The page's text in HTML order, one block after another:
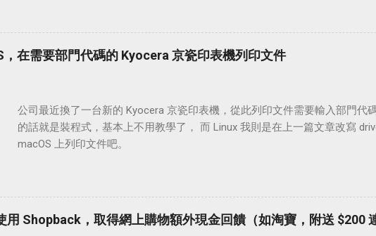
，在需要部門代碼的 Kyocera 京瓷印表機列印文件
公司最近換了一台新的 Kyocera 京瓷印表機，從此列印文件需要輸入部門代
的話就是裝程式，基本上不用教學了， 而 Linux 我則是在上一篇文章改寫
macOS 上列印文件吧。
用 Shopback，取得網上購物額外現金回饋（如淘寶，附送 $200